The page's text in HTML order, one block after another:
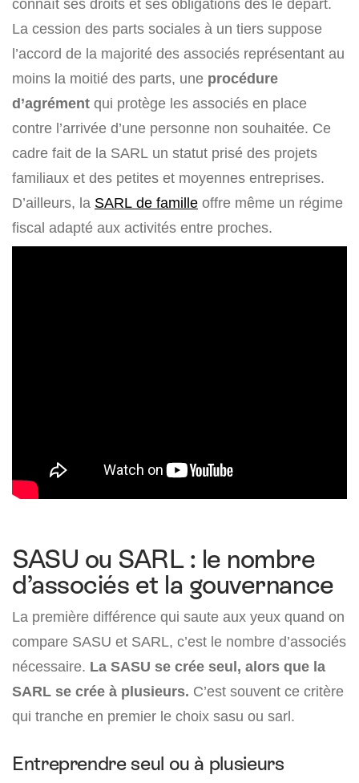
connaît ses droits et ses obligations dès le départ.
La cession des parts sociales à un tiers suppose
l’accord de la majorité des associés représentant au
moins la moitié des parts, une procédure
d’agrément qui protège les associés en place
contre l’arrivée d’une personne non souhaitée. Ce
cadre fait de la SARL un statut prisé des projets
familiaux et des petites et moyennes entreprises.
D’ailleurs, la SARL de famille offre même un régime
fiscal adapté aux activités entre proches.
SASU ou SARL : le nombre
d’associés et la gouvernance
La première différence qui saute aux yeux quand on
compare SASU et SARL, c’est le nombre d’associés
nécessaire. La SASU se crée seul, alors que la
SARL se crée à plusieurs. C’est souvent ce critère
qui tranche en premier le choix sasu ou sarl.
Entreprendre seul ou à plusieurs